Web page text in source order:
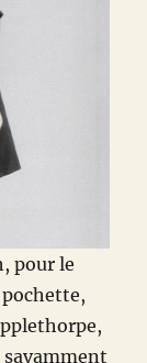
pour le
pochette,
savamment